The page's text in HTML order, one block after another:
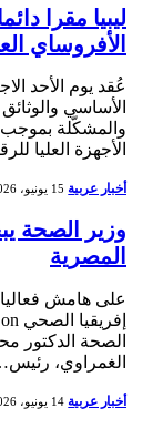
ليبيا مقرا
الأفروساي
عُقد يوم الأحد
الأساسي
والمشكّلة بموجب
الأجهزة العليا
أخبار عربية 15 يونيو، 2026
وزير الصحة
المصرية
على هامش
الصحة الدكتور
الغمراوي، رئيس…
أخبار عربية 14 يونيو، 2026